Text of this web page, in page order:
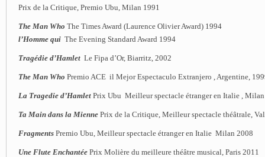
Prix de la Critique, Premio Ubu, Milan 1991
The Man Who The Times Award (Laurence Olivier Award) 1994
l’Homme qui The Evening Standard Award 1994
Tragédie d’Hamlet Le Fipa d’Or, Biarritz, 2002
The Man Who Premio ACE il Mejor Espectaculo Extranjero , Argentine,
La Tragedie d’Hamlet Prix Ubu Meilleur spectacle étranger en Italie ,
Ta Main dans la Mienne Prix de la Critique, Meilleur spectacle théâtrale,
Fragments Premio Ubu, Meilleur spectacle étranger en Italie Milan 2008
Une Flute Enchantée Prix Molière du meilleure théâtre musical, Paris 2011